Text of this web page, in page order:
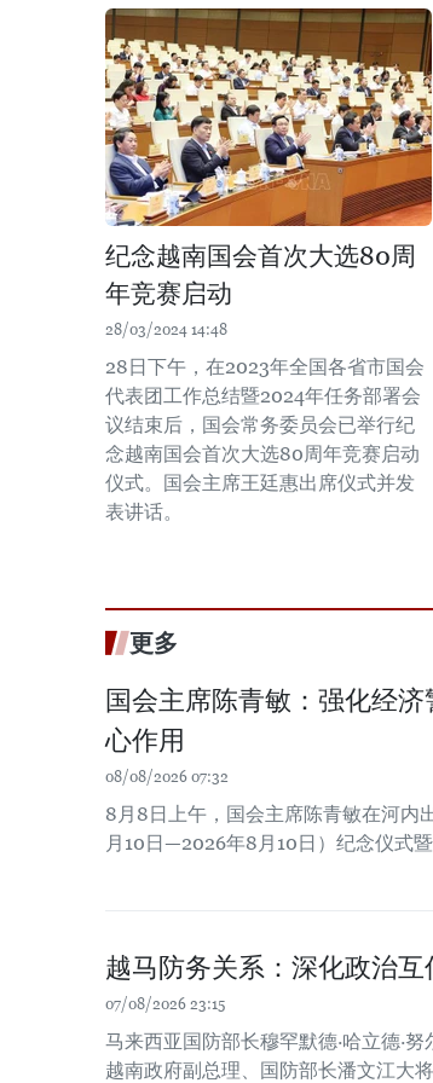
纪念越南国会首次大选80周
年竞赛启动
28/03/2024 14:48
28日下午，在2023年全国各省市国会
代表团工作总结暨2024年任务部署会
议结束后，国会常务委员会已举行纪
念越南国会首次大选80周年竞赛启动
仪式。国会主席王廷惠出席仪式并发
表讲话。
更多
国会主席陈青敏：强化经
心作用
08/08/2026 07:32
8月8日上午，国会主席陈青敏在河内
月10日—2026年8月10日）纪念仪式
越马防务关系：深化政治
07/08/2026 23:15
马来西亚国防部长穆罕默德·哈立德·
越南政府副总理、国防部长潘文江大